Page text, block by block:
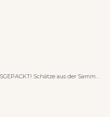
Schätze aus der Sammlung”: Die Sonderausstellung zum 150-jährigen Jubiläum erlaubt einen Blick hinter die Kulissen